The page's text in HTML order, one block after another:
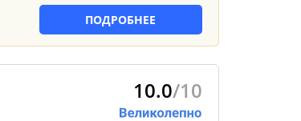
ПОДРОБНЕЕ
10.0/10